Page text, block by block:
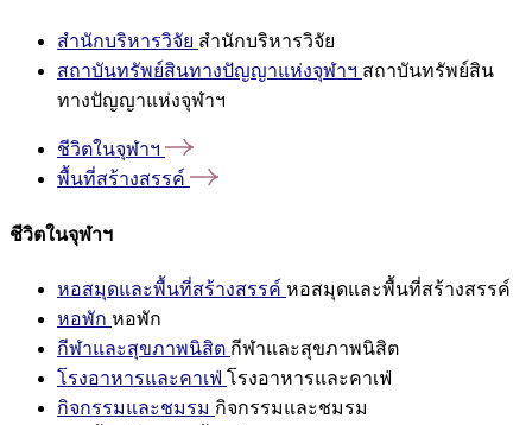
สำนักบริหารวิจัย สำนักบริหารวิจัย
สถาบันทรัพย์สินทางปัญญาแห่งจุฬาฯ สถาบันทรัพย์สิน
ทางปัญญาแห่งจุฬาฯ
ชีวิตในจุฬาฯ
พื้นที่สร้างสรรค์
ชีวิตในจุฬาฯ
หอสมุดและพื้นที่สร้างสรรค์ หอสมุดและพื้นที่สร้างสรรค์
หอพัก หอพัก
กีฬาและสุขภาพนิสิต กีฬาและสุขภาพนิสิต
โรงอาหารและคาเฟ่ โรงอาหารและคาเฟ่
กิจกรรมและชมรม กิจกรรมและชมรม